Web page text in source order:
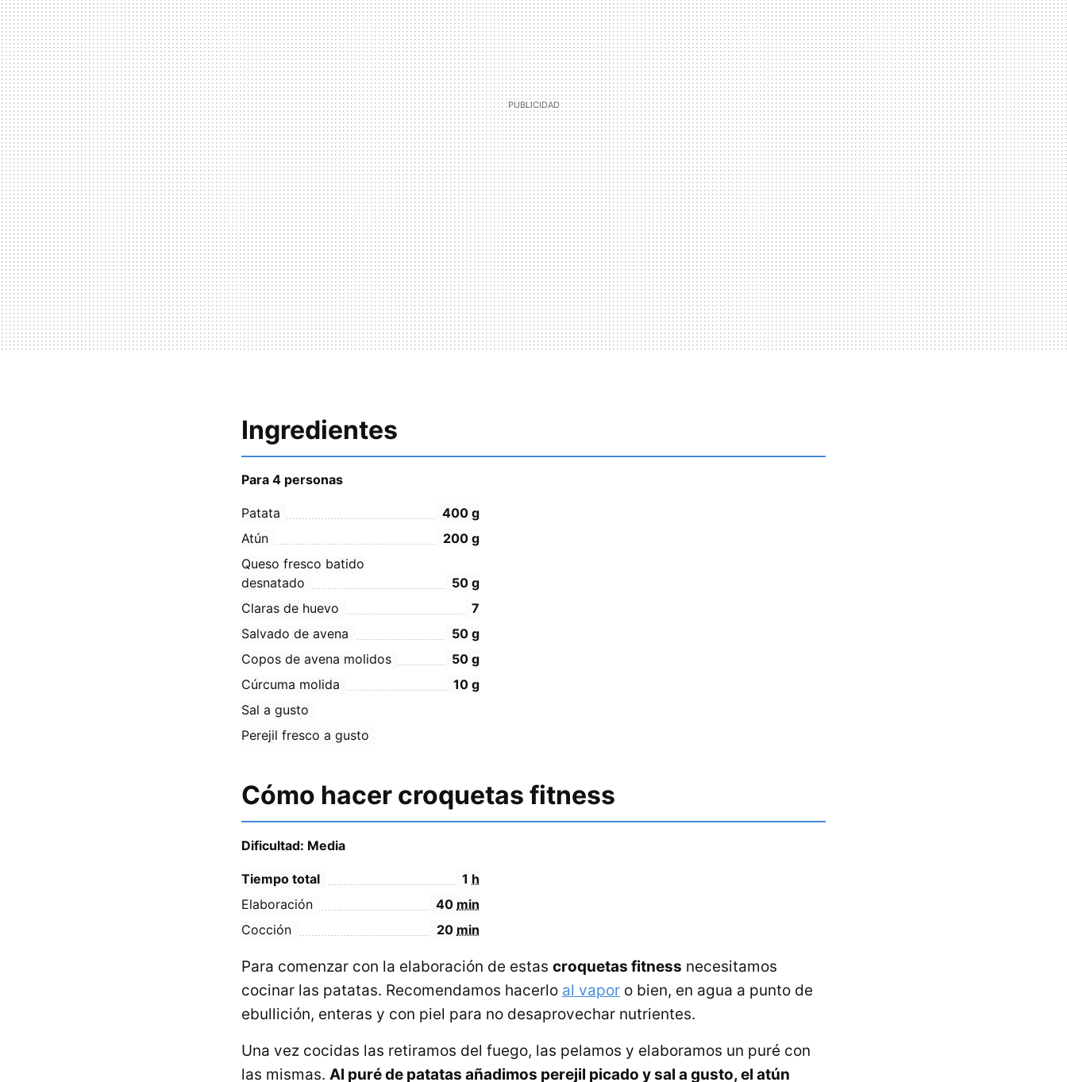
Ingredientes
Para 4 personas
Patata 400 g
Atún
200 g
Queso fresco batido
desnatado
50 g
Claras de huevo
7
Salvado de avena
50 g
Copos de avena molidos
50 g
Cúrcuma molida
10 g
Sal a gusto
Perejil fresco a gusto
Cómo hacer croquetas fitness
Dificultad: Media
Tiempo total 1 h
Elaboración
40 min
Cocción
20 min
Para comenzar con la elaboración de estas croquetas fitness necesitamos
cocinar las patatas. Recomendamos hacerlo al vapor o bien, en agua a punto de
ebullición, enteras y con piel para no desaprovechar nutrientes.
Una vez cocidas las retiramos del fuego, las pelamos y elaboramos un puré con
las mismas. Al puré de patatas añadimos perejil picado y sal a gusto, el atún